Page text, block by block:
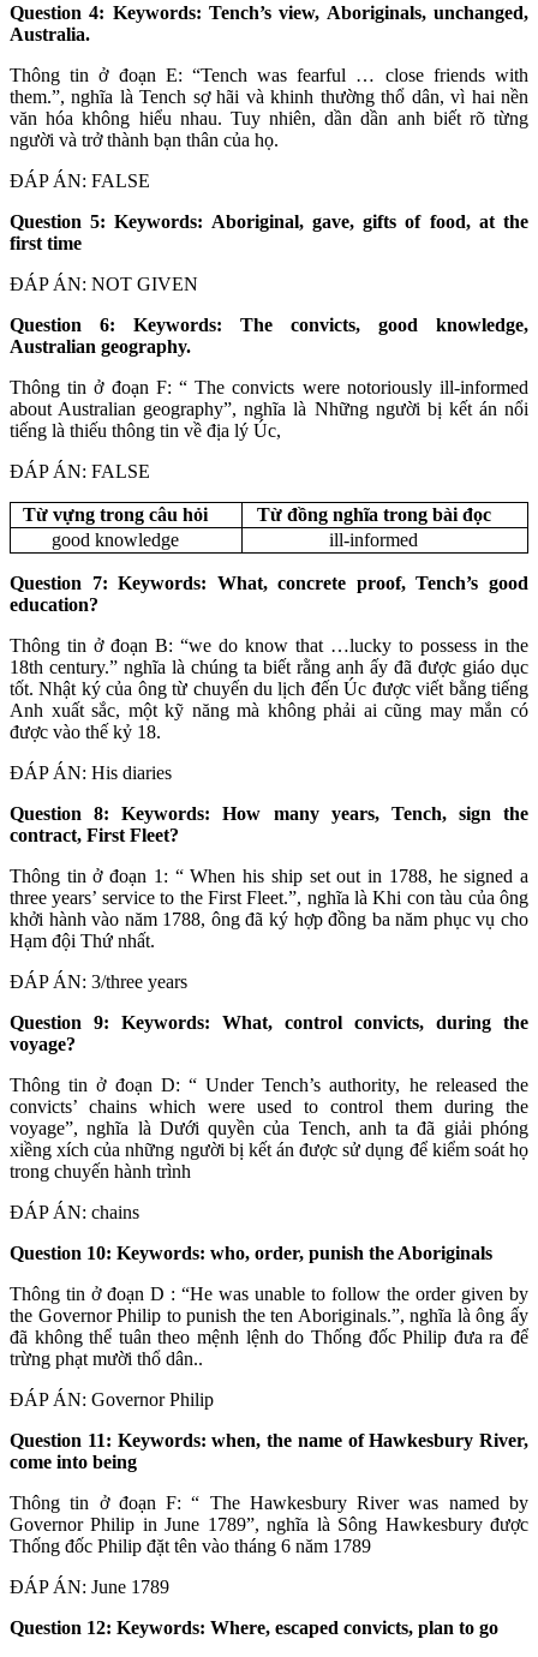
Question 4: Keywords: Tench’s view, Aboriginals, unchanged,
Australia.
Thông tin ở đoạn E: “Tench was fearful … close friends with
them.”, nghĩa là Tench sợ hãi và khinh thường thổ dân, vì hai nền
văn hóa không hiểu nhau. Tuy nhiên, dần dần anh biết rõ từng
người và trở thành bạn thân của họ.
ĐÁP ÁN: FALSE
Question 5: Keywords: Aboriginal, gave, gifts of food, at the
first time
ĐÁP ÁN: NOT GIVEN
Question 6: Keywords: The convicts, good knowledge,
Australian geography.
Thông tin ở đoạn F: “ The convicts were notoriously ill-informed
about Australian geography”, nghĩa là Những người bị kết án nổi
tiếng là thiếu thông tin về địa lý Úc,
ĐÁP ÁN: FALSE
Từ vựng trong câu hỏi
Từ đồng nghĩa trong bài đọc
good knowledge
ill-informed
Question 7: Keywords: What, concrete proof, Tench’s good
education?
Thông tin ở đoạn B: “we do know that …lucky to possess in the
18th century.” nghĩa là chúng ta biết rằng anh ấy đã được giáo dục
tốt. Nhật ký của ông từ chuyến du lịch đến Úc được viết bằng tiếng
Anh xuất sắc, một kỹ năng mà không phải ai cũng may mắn có
được vào thế kỷ 18.
ĐÁP ÁN: His diaries
Question 8: Keywords: How many years, Tench, sign the
contract, First Fleet?
Thông tin ở đoạn 1: “ When his ship set out in 1788, he signed a
three years’ service to the First Fleet.”, nghĩa là Khi con tàu của ông
khởi hành vào năm 1788, ông đã ký hợp đồng ba năm phục vụ cho
Hạm đội Thứ nhất.
ĐÁP ÁN: 3/three years
Question 9: Keywords: What, control convicts, during the
voyage?
Thông tin ở đoạn D: “ Under Tench’s authority, he released the
convicts’ chains which were used to control them during the
voyage”, nghĩa là Dưới quyền của Tench, anh ta đã giải phóng
xiềng xích của những người bị kết án được sử dụng để kiểm soát họ
trong chuyến hành trình
ĐÁP ÁN: chains
Question 10: Keywords: who, order, punish the Aboriginals
Thông tin ở đoạn D : “He was unable to follow the order given by
the Governor Philip to punish the ten Aboriginals.”, nghĩa là ông ấy
đã không thể tuân theo mệnh lệnh do Thống đốc Philip đưa ra để
trừng phạt mười thổ dân..
ĐÁP ÁN: Governor Philip
Question 11: Keywords: when, the name of Hawkesbury River,
come into being
Thông tin ở đoạn F: “ The Hawkesbury River was named by
Governor Philip in June 1789”, nghĩa là Sông Hawkesbury được
Thống đốc Philip đặt tên vào tháng 6 năm 1789
ĐÁP ÁN: June 1789
Question 12: Keywords: Where, escaped convicts, plan to go